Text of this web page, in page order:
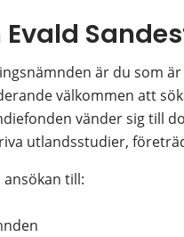
är du som
välkommen att
vänder sig till
utlandsstudier,
till: